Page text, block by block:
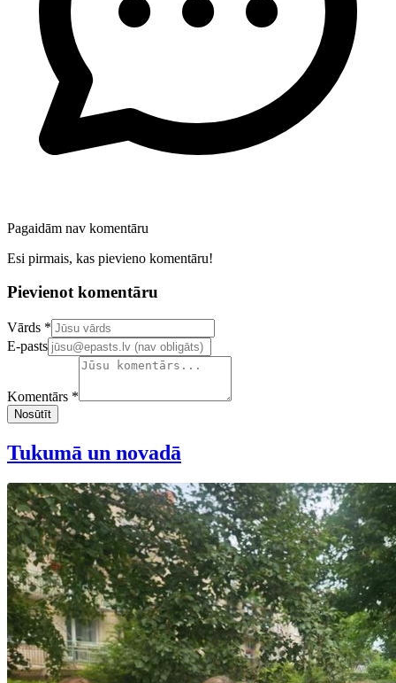
Pagaidām nav komentāru
Esi pirmais, kas pievieno komentāru!
Pievienot komentāru
Confirm your email address
Vārds *
E-pasts
Komentārs *
Nosūtīt
Tukumā un novadā